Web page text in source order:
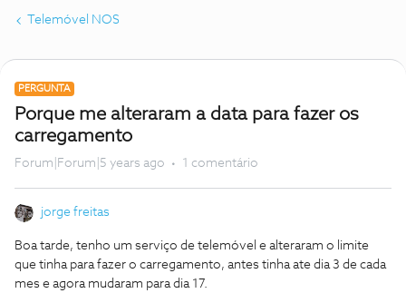
Telemóvel NOS
PERGUNTA
Porque me alteraram a data para fazer os
carregamento
Forum|Forum|5 years ago 1 comentário
jorge freitas
Boa tarde, tenho um serviço de telemóvel e alteraram o limite
que tinha para fazer o carregamento, antes tinha ate dia 3 de cada
mes e agora mudaram para dia 17.